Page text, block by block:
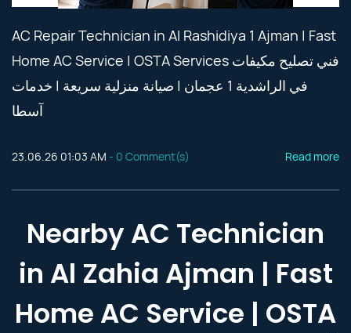
AC Repair Technician in Al Rashidiya 1 Ajman | Fast
Home AC Service | OSTA Services فني تصليح مكيفات
في الراشدية 1 عجمان | صيانة منزلية سريعة | خدمات
آسطا
23.06.26 01:03 AM - 0 Comment(s) Read more
Nearby AC Technician
in Al Zahia Ajman | Fast
Home AC Service | OSTA